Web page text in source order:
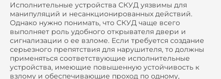
Исполнительные устройства СКУД уязвимы для
манипуляций и несанкционированных действий.
Однако нужно понимать, что СКУД чаще всего
выполняет роль удобного открывателя двери и
сигнализации о ее взломе. Если требуется создание
серьезного препятствия для нарушителя, то должны
применяться соответствующие исполнительные
устройства, имеющие повышенную устойчивость к
взлому и обеспечивающие проход по одному,